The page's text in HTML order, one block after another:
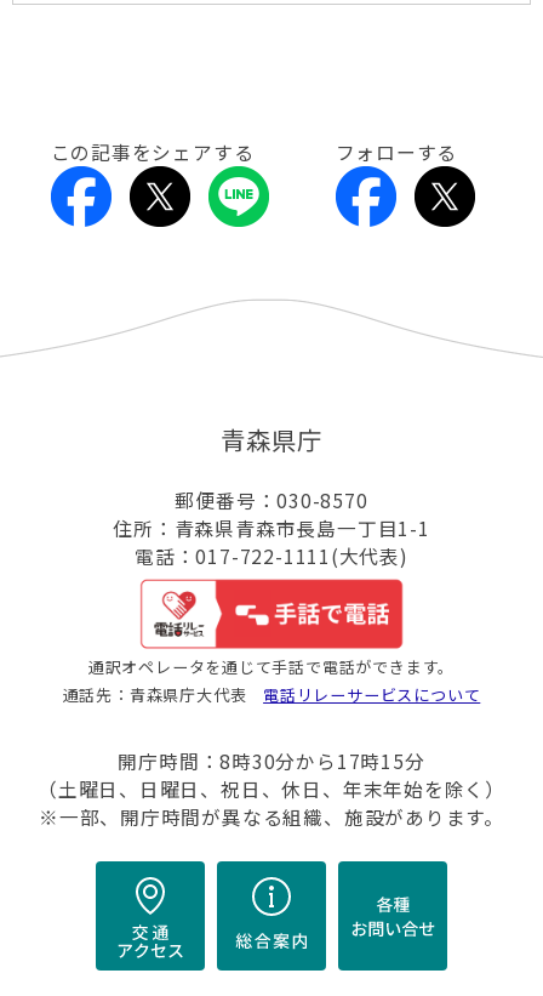
この記事をシェアする フォローする
青森県庁
郵便番号：030-8570
住所：青森県青森市長島一丁目1-1
電話：017-722-1111(大代表)
通訳オペレータを通じて手話で電話ができます。
通話先：青森県庁大代表 電話リレーサービスについて
開庁時間：8時30分から17時15分
（土曜日、日曜日、祝日、休日、年末年始を除く）
※一部、開庁時間が異なる組織、施設があります。